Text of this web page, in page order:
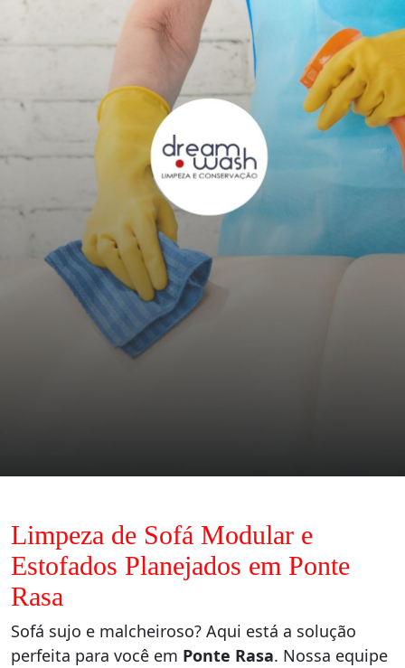
Limpeza de Sofá Modular e
Estofados Planejados em Ponte
Rasa
Sofá sujo e malcheiroso? Aqui está a solução
perfeita para você em Ponte Rasa. Nossa equipe